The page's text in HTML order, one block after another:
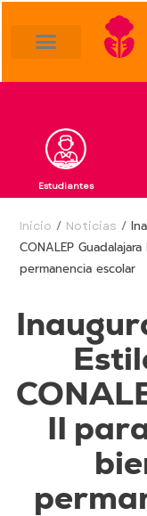
Estudiantes
Inicio / Noticias /
CONALEP
permanencia escolar
II